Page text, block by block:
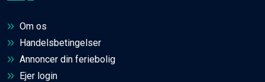
Om os
Handelsbetingelser
Annoncer din feriebolig
Ejer login